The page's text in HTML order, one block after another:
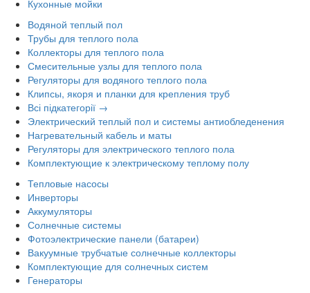
Кухонные мойки
Водяной теплый пол
Трубы для теплого пола
Коллекторы для теплого пола
Смесительные узлы для теплого пола
Регуляторы для водяного теплого пола
Клипсы, якоря и планки для крепления труб
Всі підкатегорії →
Электрический теплый пол и системы антиобледенения
Нагревательный кабель и маты
Регуляторы для электрического теплого пола
Комплектующие к электрическому теплому полу
Тепловые насосы
Инверторы
Аккумуляторы
Солнечные системы
Фотоэлектрические панели (батареи)
Вакуумные трубчатые солнечные коллекторы
Комплектующие для солнечных систем
Генераторы